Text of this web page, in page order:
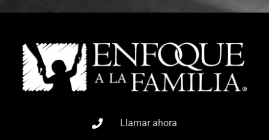
Llamar ahora